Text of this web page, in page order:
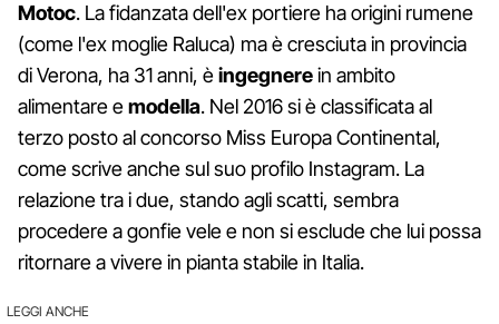
Motoc. La fidanzata dell'ex portiere ha origini rumene
(come l'ex moglie Raluca) ma è cresciuta in provincia
di Verona, ha 31 anni, èingegnerein ambito
alimentare emodella. Nel 2016 si è classificata al
terzo posto al concorso Miss Europa Continental,
come scrive anche sul suo profilo Instagram. La
relazione tra i due, stando agli scatti, sembra
procedere a gonfie vele e non si esclude che lui possa
ritornare a vivere in pianta stabile in Italia.
LEGGI ANCHE